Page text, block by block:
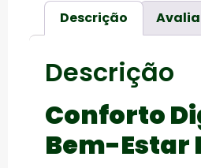
Descrição
Descrição
Conforto
Bem-Estar